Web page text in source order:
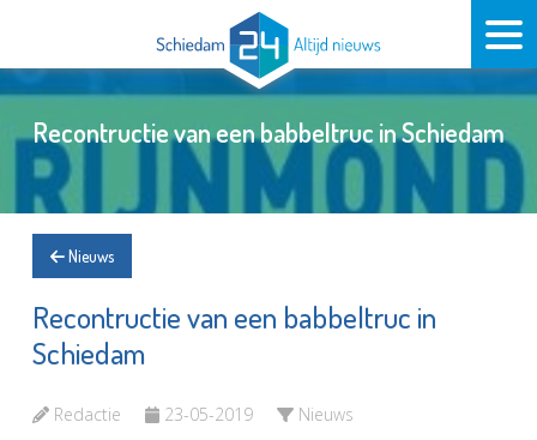
Recontructie van een babbeltruc in Schiedam
Nieuws
Recontructie van een babbeltruc in
Schiedam
Redactie 23-05-2019 Nieuws